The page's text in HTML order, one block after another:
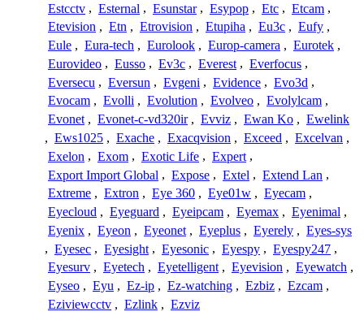
Estcctv , Esternal , Esunstar , Esypop , Etc , Etcam ,
Etevision , Etn , Etrovision , Etupiha , Eu3c , Eufy ,
Eule , Eura-tech , Eurolook , Europ-camera , Eurotek ,
Eurovideo , Eusso , Ev3c , Everest , Everfocus ,
Eversecu , Eversun , Evgeni , Evidence , Evo3d ,
Evocam , Evolli , Evolution , Evolveo , Evolylcam ,
Evonet , Evonet-c-vd320ir , Evviz , Ewan Ko , Ewelink
, Ews1025 , Exache , Exacqvision , Exceed , Excelvan ,
Exelon , Exom , Exotic Life , Expert ,
Export Import Global , Expose , Extel , Extend Lan ,
Extreme , Extron , Eye 360 , Eye01w , Eyecam ,
Eyecloud , Eyeguard , Eyeipcam , Eyemax , Eyenimal ,
Eyenix , Eyeon , Eyeonet , Eyeplus , Eyerely , Eyes-sys
, Eyesec , Eyesight , Eyesonic , Eyespy , Eyespy247 ,
Eyesurv , Eyetech , Eyetelligent , Eyevision , Eyewatch ,
Eyseo , Eyu , Ez-ip , Ez-watching , Ezbiz , Ezcam ,
Eziviewcctv , Ezlink , Ezviz